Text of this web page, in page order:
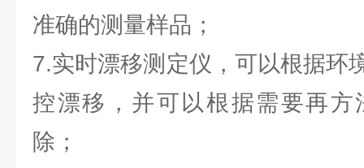
准确的测量样品；
7.实时漂移测定仪，可以根据环
控漂移，并可以根据需要再方
除；